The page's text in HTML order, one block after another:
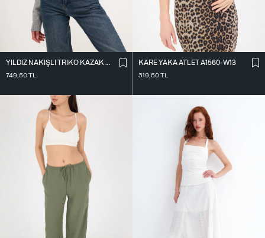
YILDIZ NAKIŞLI TRIKO KAZAK K3418-D4
749,50TL
KARE YAKA ATLET A1560-W13
319,50TL